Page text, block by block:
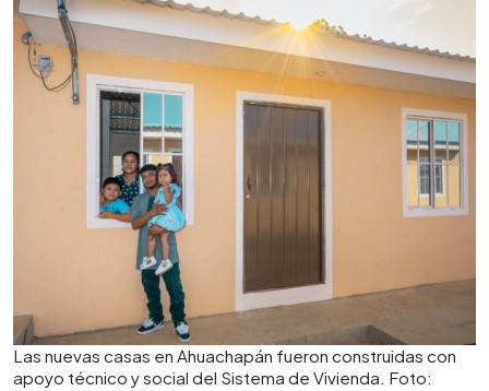
Las nuevas casas en Ahuachapán fueron construidas con
apoyo técnico y social del Sistema de Vivienda. Foto: